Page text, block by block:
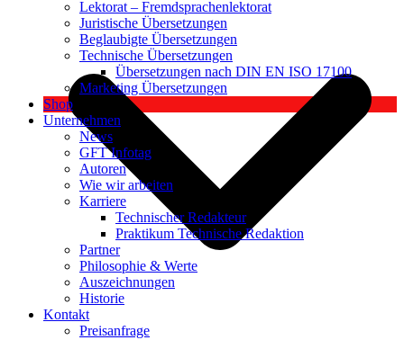
Lektorat – Fremdsprachenlektorat
Juristische Übersetzungen
Beglaubigte Übersetzungen
Technische Übersetzungen
Übersetzungen nach DIN EN ISO 17100
Marketing Übersetzungen
Shop
Unternehmen
News
GFT Infotag
Autoren
Wie wir arbeiten
Karriere
Technischer Redakteur
Praktikum Technische Redaktion
Partner
Philosophie & Werte
Auszeichnungen
Historie
Kontakt
Preisanfrage